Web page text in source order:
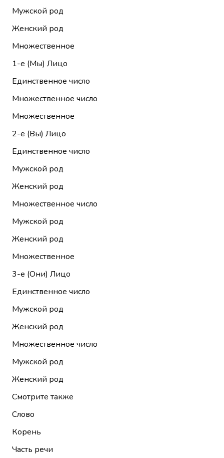
Мужской род
Женский род
Множественное
1-е (Мы) Лицо
Единственное число
Множественное число
Множественное
2-е (Вы) Лицо
Единственное число
Мужской род
Женский род
Множественное число
Мужской род
Женский род
Множественное
3-е (Они) Лицо
Единственное число
Мужской род
Женский род
Множественное число
Мужской род
Женский род
Смотрите также
Слово
Корень
Часть речи